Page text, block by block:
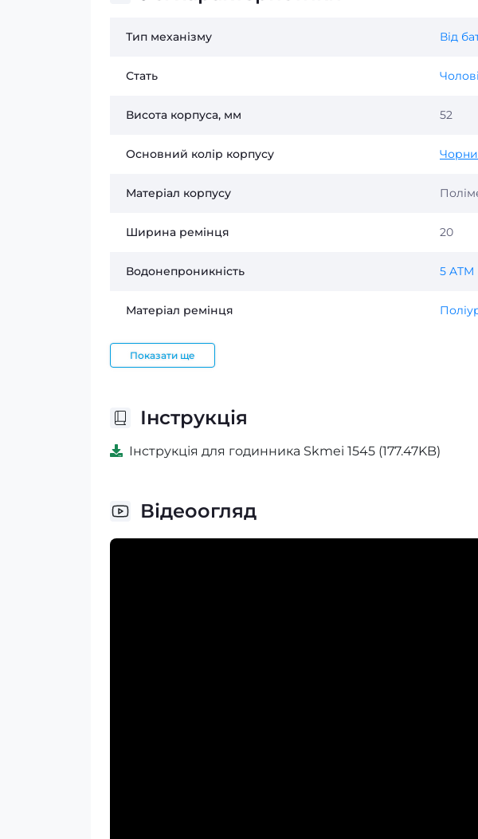
Тип механізму Від
Стать
Висота корпуса, мм 52
Основний колір корпусу
Матеріал корпусу
Ширина ремінця 20
Водонепроникність 5 ATM
Матеріал ремінця
Показати ще
Інструкція
Інструкція для годинника Skmei 1545 (177.47KB)
Відеоогляд